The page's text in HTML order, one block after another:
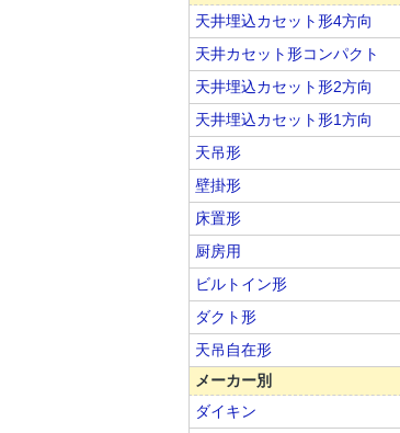
天井埋込カセット形4方向
天井カセット形コンパクト
天井埋込カセット形2方向
天井埋込カセット形1方向
天吊形
壁掛形
床置形
厨房用
ビルトイン形
ダクト形
天吊自在形
メーカー別
ダイキン